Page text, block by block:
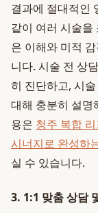
결과에 절대적인
같이 여러 시술을
은 이해와 미적
니다. 시술 전 상
히 진단하고, 시
대해 충분히 설명
용은 청주 복합
시너지로 완성하
실 수 있습니다.
3. 1:1 맞춤 상담